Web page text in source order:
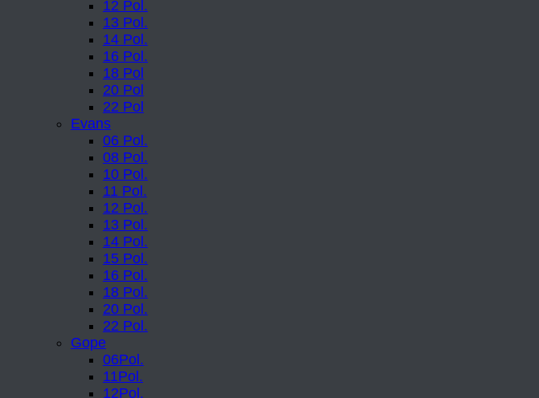
12 Pol.
13 Pol.
14 Pol.
16 Pol.
18 Pol
20 Pol
22 Pol
Evans
06 Pol.
08 Pol.
10 Pol.
11 Pol.
12 Pol.
13 Pol.
14 Pol.
15 Pol.
16 Pol.
18 Pol.
20 Pol.
22 Pol.
Gope
06Pol.
11Pol.
12Pol.